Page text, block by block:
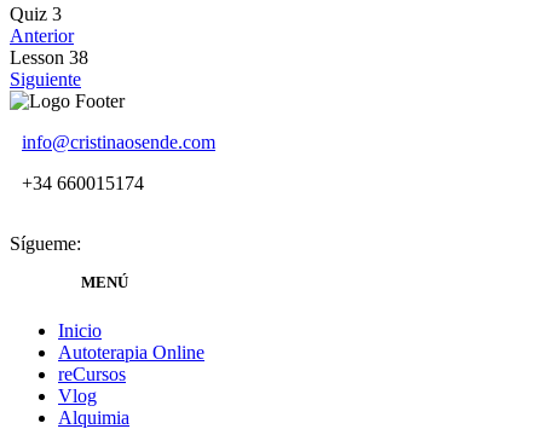
Quiz 3
Anterior
Lesson 38
Siguiente
info@cristinaosende.com
+34 660015174
Sígueme:
MENÚ
Inicio
Autoterapia Online
reCursos
Vlog
Alquimia